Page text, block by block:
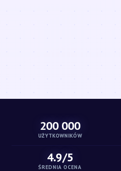
200 000
UŻYTKOWNIKÓW
4.9/5
ŚREDNIA OCENA